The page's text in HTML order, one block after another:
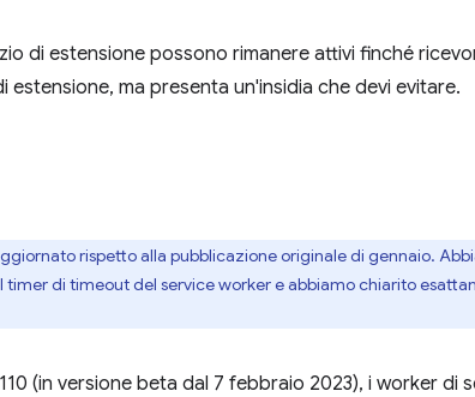
di estensione possono rimanere attivi finché
estensione, ma presenta un'insidia che devi evitare.
rispetto alla pubblicazione originale di gennaio.
timer di timeout del service worker e abbiamo chiarito
(in versione beta dal 7 febbraio 2023), i worker di